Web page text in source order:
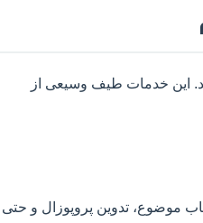
این خدمات طیف وسیعی از
موضوع، تدوین پروپوزال و حتی